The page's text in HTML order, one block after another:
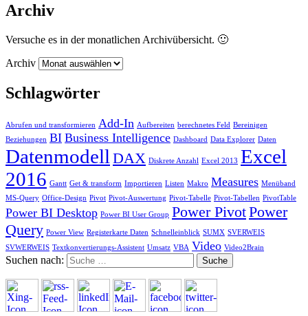
Archiv
Versuche es in der monatlichen Archivübersicht. 🙂
Archiv
Schlagwörter
Abrufen und transformieren Add-In Aufbereiten berechnetes Feld Bereinigen
Beziehungen BI Business Intelligence Dashboard Data Explorer Daten
Datenmodell DAX Diskrete Anzahl Excel 2013 Excel
2016 Gantt Get & transform Importieren Listen Makro Measures Menüband
MS-Query Office-Design Pivot Pivot-Auswertung Pivot-Tabelle Pivot-Tabellen PivotTable
Power BI Desktop Power BI User Group Power PivotPower
Query Power View Registerkarte Daten Schnelleinblick SUMX SVERWEIS
SVWERWEIS Textkonvertierungs-Assistent Umsatz VBA Video Video2Brain
Suchen nach: